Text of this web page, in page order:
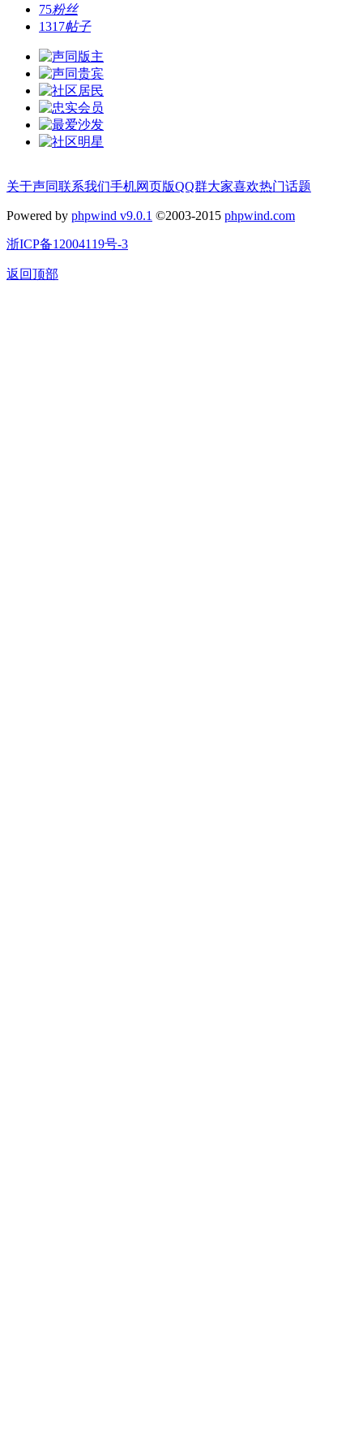
75粉丝
1317帖子
关于声同联系我们手机网页版QQ群大家喜欢热门话题
Powered by phpwind v9.0.1 ©2003-2015 phpwind.com
浙ICP备12004119号-3
返回顶部